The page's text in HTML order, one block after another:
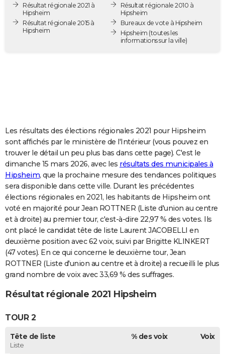
Destinations
City break
Voyage nature
Voyage de noces
Forum
PHOTO
GUIDES D'ACHAT
COPAINS D'AVANT
S'inscrire
Se connecter
Lycées
Collèges
Primaires
Universités
Entreprises
Service militaire
Avis de recherche
AVIS DE DÉCÈS
FORUM
Bricolage
Lifestyle
Culture
Sport
Auto
Television
Voyage
Cinema
Résultat régionale 2021 à
Hipsheim
Résultat régionale 2015 à
Hipsheim
Résultat régionale 2010 à
Hipsheim
Bureaux de vote à Hipsheim
Hipsheim (toutes les
informations sur la ville)
Les résultats des élections régionales 2021 pour Hipsheim
sont affichés par le ministère de l'Intérieur (vous pouvez en
trouver le détail un peu plus bas dans cette page). C'est le
dimanche 15 mars 2026, avec les résultats des municipales à
Hipsheim, que la prochaine mesure des tendances politiques
sera disponible dans cette ville. Durant les précédentes
élections régionales en 2021, les habitants de Hipsheim ont
voté en majorité pour Jean ROTTNER (Liste d'union au centre
et à droite) au premier tour, c'est-à-dire 22,97 % des votes. Ils
ont placé le candidat tête de liste Laurent JACOBELLI en
deuxième position avec 62 voix, suivi par Brigitte KLINKERT
(47 votes). En ce qui concerne le deuxième tour, Jean
ROTTNER (Liste d'union au centre et à droite) a recueilli le plus
grand nombre de voix avec 33,69 % des suffrages.
Résultat régionale 2021 Hipsheim
TOUR 2
Tête de liste
Liste
% des voix Voix